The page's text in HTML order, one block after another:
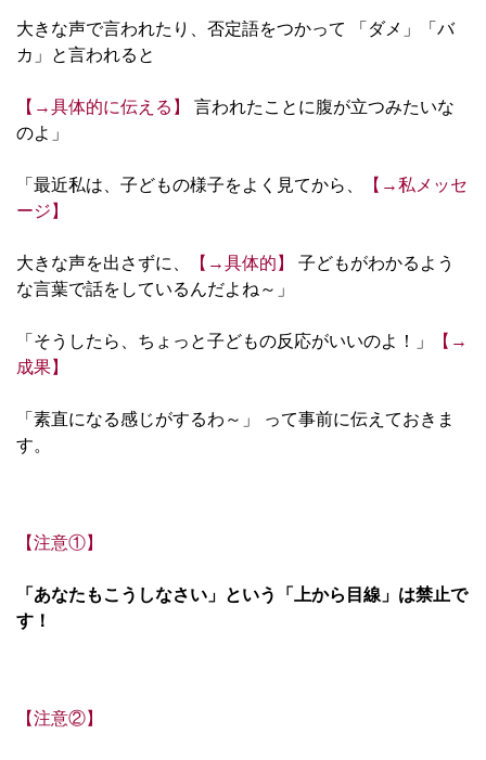
大きな声で言われたり、否定語をつかって 「ダメ」「バ
カ」と言われると
【→具体的に伝える】
言われたことに腹が立つみたいな
のよ」
「最近私は、子どもの様子をよく見てから、
【→私メッセ
ージ】
大きな声を出さずに、 【→具体的】
子どもがわかるよう
な言葉で話をしているんだよね～」
「そうしたら、ちょっと子どもの反応がいいのよ！」
【→
成果】
「素直になる感じがするわ～」 って事前に伝えておきま
す。
【注意①】
「あなたもこうしなさい」という「上から目線」は禁止で
す！
【注意②】